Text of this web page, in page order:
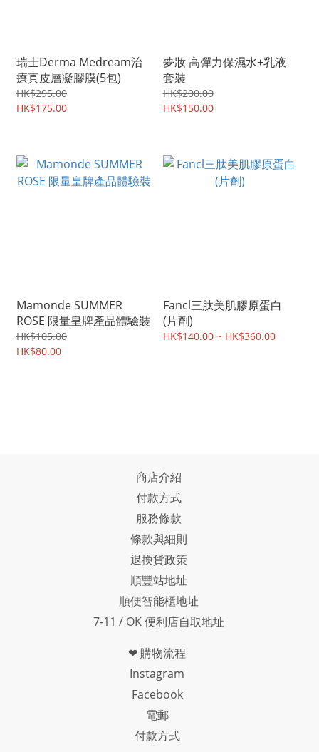
瑞士Derma Medream治
療真皮層凝膠膜(5包)
HK$295.00
HK$175.00
夢妝 高彈力保濕水+乳液
套裝
HK$200.00
HK$150.00
Mamonde SUMMER
ROSE 限量皇牌產品體驗裝
HK$105.00
HK$80.00
Fancl三肽美肌膠原蛋白
(片劑)
HK$140.00 ~ HK$360.00
商店介紹
付款方式
服務條款
條款與細則
退換貨政策
順豐站地址
順便智能櫃地址
7-11 / OK 便利店自取地址
❤ 購物流程
Instagram
Facebook
電郵
付款方式